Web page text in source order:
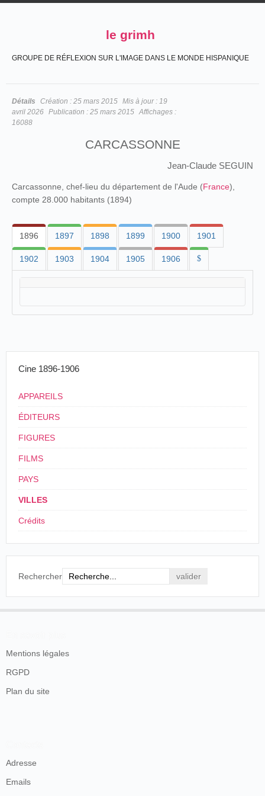
le grimh
GROUPE DE RÉFLEXION SUR L'IMAGE DANS LE MONDE HISPANIQUE
Détails Création : 25 mars 2015 Mis à jour : 19
avril 2026 Publication : 25 mars 2015 Affichages :
16088
CARCASSONNE
Jean-Claude SEGUIN
Carcassonne, chef-lieu du département de l'Aude (France),
compte 28.000 habitants (1894)
1896 1897 1898 1899 1900 1901
1902 1903 1904 1905 1906 $
Cine 1896-1906
APPAREILS
ÉDITEURS
FIGURES
FILMS
PAYS
VILLES
Crédits
Rechercher
Mentions légales
RGPD
Plan du site
Adresse
Emails